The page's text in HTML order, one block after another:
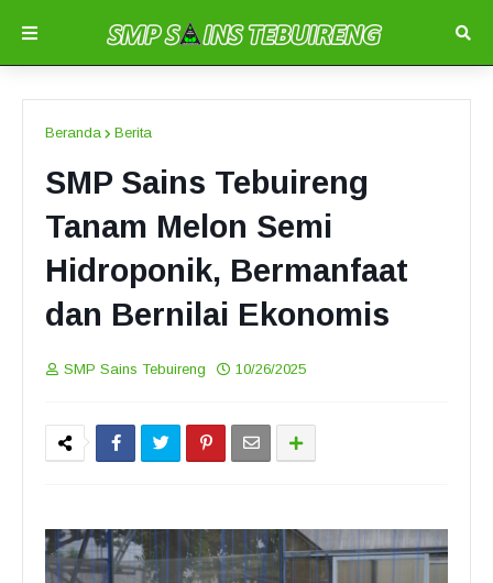
Beranda Berita
SMP Sains Tebuireng
Tanam Melon Semi
Hidroponik, Bermanfaat
dan Bernilai Ekonomis
SMP Sains Tebuireng 10/26/2025